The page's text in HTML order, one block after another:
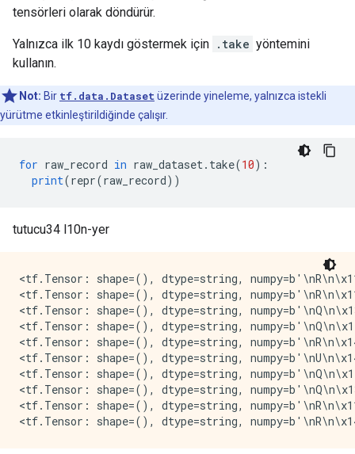
tensörleri olarak döndürür.
Yalnızca ilk 10 kaydı göstermek için .take yöntemini
kullanın.
Not: Bir tf.data.Dataset üzerinde yineleme, yalnızca istekli
yürütme etkinleştirildiğinde çalışır.
for raw_record in raw_dataset. take(10):
print(repr(raw_record))
tutucu34 l10n-yer
<tf.Tensor: shape=(), dtype=string,
<tf.Tensor: shape=(), dtype=string,
<tf.Tensor: shape=(), dtype=string,
<tf.Tensor: shape=(), dtype=string,
<tf.Tensor: shape=(), dtype=string,
<tf.Tensor: shape=(), dtype=string,
<tf.Tensor: shape=(), dtype=string,
<tf.Tensor: shape=(), dtype=string,
<tf.Tensor: shape=(), dtype=string,